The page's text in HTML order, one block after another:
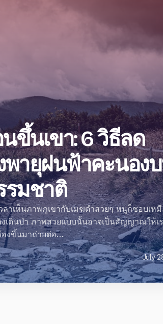
ขึ้นเขา: 6 วิธีลด
พายุฝนฟ้าคะนอง
รมชาติ
ลาเห็นภาพภูเขากับเมฆดำสวยๆ หนูก็ชอบเห
เดินป่า ภาพสวยแบบนั้นอาจเป็นสัญญาณให้เ
องขึ้นมาถ่ายต่อ…
July